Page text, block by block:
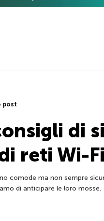
post
di
reti Wi-
comode ma non sempre
di anticipare le loro mosse.